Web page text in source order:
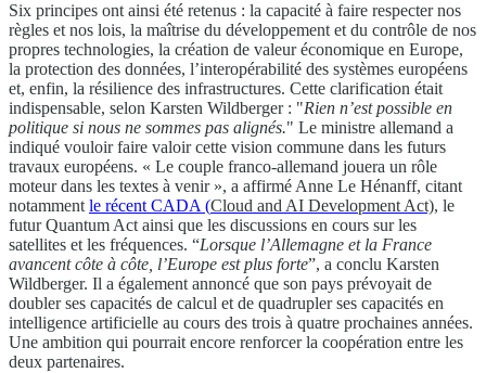
Six principes ont ainsi été retenus : la capacité à faire respecter nos
règles et nos lois, la maîtrise du développement et du contrôle de nos
propres technologies, la création de valeur économique en Europe,
la protection des données, l’interopérabilité des systèmes européens
et, enfin, la résilience des infrastructures. Cette clarification était
indispensable, selon Karsten Wildberger : "Rien n’est possible en
politique si nous ne sommes pas alignés." Le ministre allemand a
indiqué vouloir faire valoir cette vision commune dans les futurs
travaux européens. « Le couple franco-allemand jouera un rôle
moteur dans les textes à venir », a affirmé Anne Le Hénanff, citant
notammentle récent CADA (Cloud and AI Development Act), le
futur Quantum Act ainsi que les discussions en cours sur les
satellites et les fréquences. “Lorsque l’Allemagne et la France
avancent côte à côte, l’Europe est plus forte”, a conclu Karsten
Wildberger. Il a également annoncé que son pays prévoyait de
doubler ses capacités de calcul et de quadrupler ses capacités en
intelligence artificielle au cours des trois à quatre prochaines années.
Une ambition qui pourrait encore renforcer la coopération entre les
deux partenaires.